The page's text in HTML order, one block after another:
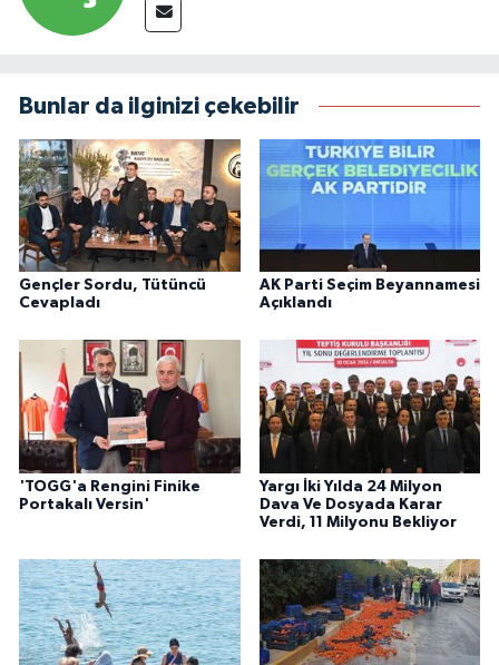
Bunlar da ilginizi çekebilir
Gençler Sordu, Tütüncü
Cevapladı
AK Parti Seçim Beyannamesi
Açıklandı
'TOGG'a Rengini Finike
Portakalı Versin'
Yargı İki Yılda 24 Milyon
Dava Ve Dosyada Karar
Verdi, 11 Milyonu Bekliyor